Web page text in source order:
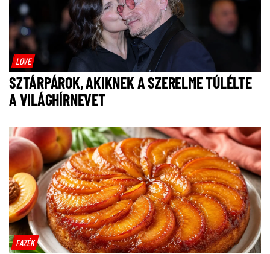
LOVE
SZTÁRPÁROK, AKIKNEK A SZERELME TÚLÉLTE
A VILÁGHÍRNEVET
FAZÉK